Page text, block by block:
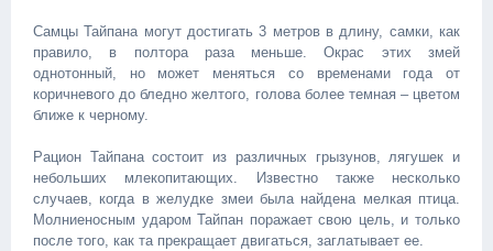
Самцы Тайпана могут достигать 3 метров в длину, самки, как
правило, в полтора раза меньше. Окрас этих змей
однотонный, но может меняться со временами года от
коричневого до бледно желтого, голова более темная – цветом
ближе к черному.
Рацион Тайпана состоит из различных грызунов, лягушек и
небольших млекопитающих. Известно также несколько
случаев, когда в желудке змеи была найдена мелкая птица.
Молниеносным ударом Тайпан поражает свою цель, и только
после того, как та прекращает двигаться, заглатывает ее.